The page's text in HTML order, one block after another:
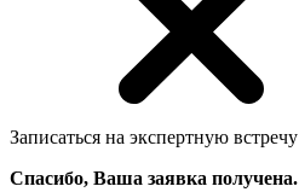
Записаться на экспертную встречу
Спасибо, Ваша заявка получена.